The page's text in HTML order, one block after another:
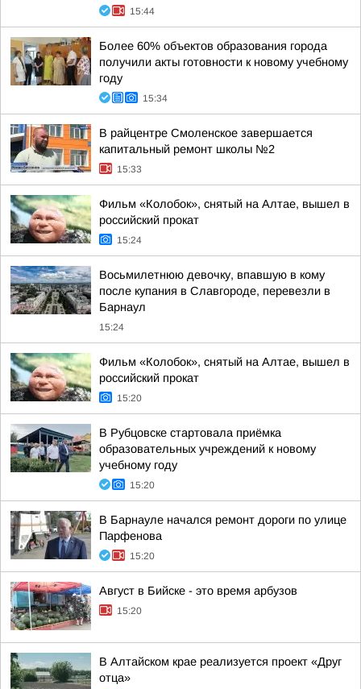
15:44
Более 60% объектов образования города
получили акты готовности к новому учебному
году
15:34
В райцентре Смоленское завершается
капитальный ремонт школы №2
15:33
Фильм «Колобок», снятый на Алтае, вышел в
российский прокат
15:24
Восьмилетнюю девочку, впавшую в кому
после купания в Славгороде, перевезли в
Барнаул
15:24
Фильм «Колобок», снятый на Алтае, вышел в
российский прокат
15:20
В Рубцовске стартовала приёмка
образовательных учреждений к новому
учебному году
15:20
В Барнауле начался ремонт дороги по улице
Парфенова
15:20
Август в Бийске - это время арбузов
15:20
В Алтайском крае реализуется проект «Друг
отца»